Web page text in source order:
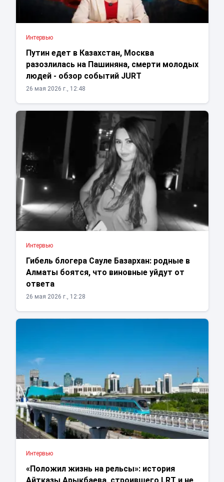
Интервью
Путин едет в Казахстан, Москва
разозлилась на Пашиняна, смерти молодых
людей - обзор событий JURT
26 мая 2026 г., 12:48
Интервью
Гибель блогера Сауле Базархан: родные в
Алматы боятся, что виновные уйдут от
ответа
26 мая 2026 г., 12:28
Интервью
«Положил жизнь на рельсы»: история